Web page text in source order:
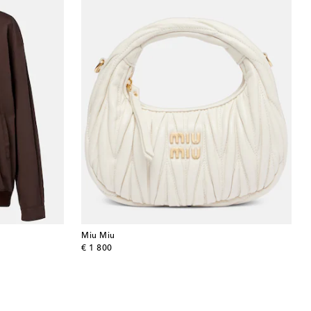
Miu Miu
€ 1 800
original price